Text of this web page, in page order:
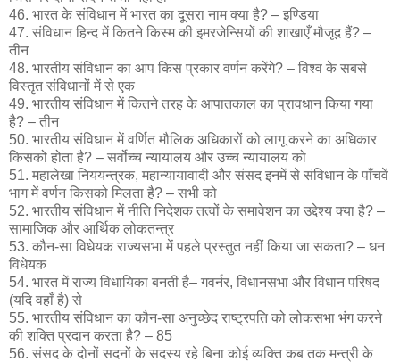
46. भारत के संविधान में भारत का दूसरा नाम क्या है? – इण्डिया
47. संविधान हिन्द में कितने किस्म की इमरजेन्सियों की शाखाएँ मौजूद हैं? –
तीन
48. भारतीय संविधान का आप किस प्रकार वर्णन करेंगे? – विश्व के सबसे
विस्तृत संविधानों में से एक
49. भारतीय संविधान में कितने तरह के आपातकाल का प्रावधान किया गया
है? – तीन
50. भारतीय संविधान में वर्णित मौलिक अधिकारों को लागू करने का अधिकार
किसको होता है? – सर्वोच्च न्यायालय और उच्च न्यायालय को
51. महालेखा निययन्त्रक, महान्यायावादी और संसद इनमें से संविधान के पाँचवें
भाग में वर्णन किसको मिलता है? – सभी को
52. भारतीय संविधान में नीति निदेशक तत्वों के समावेशन का उद्देश्य क्या है? –
सामाजिक और आर्थिक लोकतन्त्र
53. कौन-सा विधेयक राज्यसभा में पहले प्रस्तुत नहीं किया जा सकता? – धन
विधेयक
54. भारत में राज्य विधायिका बनती है– गवर्नर, विधानसभा और विधान परिषद
(यदि वहाँ है) से
55. भारतीय संविधान का कौन-सा अनुच्छेद राष्ट्रपति को लोकसभा भंग करने
की शक्ति प्रदान करता है? – 85
56. संसद के दोनों सदनों के सदस्य रहे बिना कोई व्यक्ति कब तक मन्त्री के